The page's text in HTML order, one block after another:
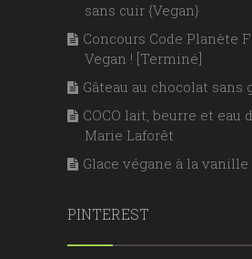
sans cuir {Vegan}
Concours Code Planète
Vegan ! [Terminé]
Gâteau au chocolat sans
COCO lait, beurre et eau
Marie Laforêt
Glace végane à la vanille
PINTEREST